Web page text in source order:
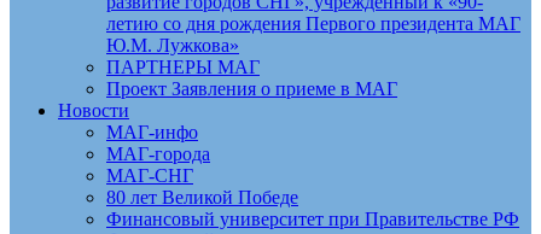
летию со дня рождения Первого президента МАГ
Ю.М. Лужкова»
ПАРТНЕРЫ МАГ
Проект Заявления о приеме в МАГ
Новости
МАГ-инфо
МАГ-города
МАГ-СНГ
80 лет Великой Победе
Финансовый университет при Правительстве РФ